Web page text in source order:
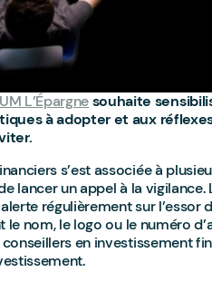
L’Épargnesouhaite
à adopter et aux
s’est associée à
lancer un appel à la vigilance.
régulièrement sur l’essor
nom, le logo ou le numéro
en investissement